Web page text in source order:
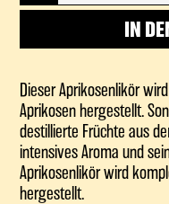
IN
Dieser Aprikosenlikör
Aprikosen hergestellt.
destillierte Früchte aus
intensives Aroma und
Aprikosenlikör wird
hergestellt.